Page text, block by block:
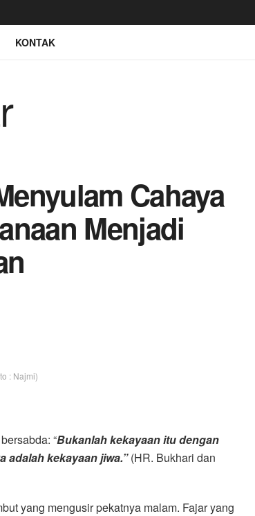
KONTAK
Cahaya
Menjadi
: Najmi)
radhiyallahu ‘anhu, Rasulullah ﷺ bersabda: “Bukanlah kekayaan itu dengan
adalah kekayaan jiwa.”(HR. Bukhari dan
yang mengusir pekatnya malam. Fajar yang